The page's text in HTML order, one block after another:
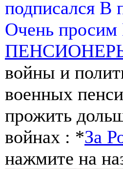
подписался В
Очень
войны и
военных
прожить
войнах : *За
нажмите на